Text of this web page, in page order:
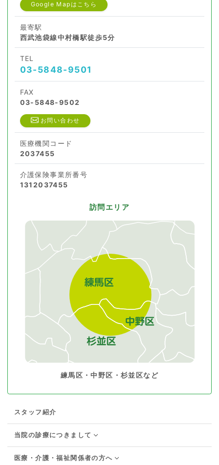
Google Mapはこちら
最寄駅
西武池袋線中村橋駅徒歩5分
TEL
03-5848-9501
FAX
03-5848-9502
お問い合わせ
医療機関コード
2037455
介護保険事業所番号
1312037455
訪問エリア
練馬区・中野区・杉並区など
スタッフ紹介
当院の診療につきまして
医療・介護・福祉関係者の方へ